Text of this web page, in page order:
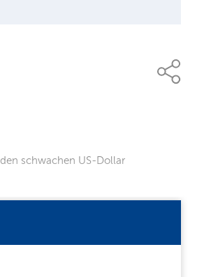
schwachen US-Dollar